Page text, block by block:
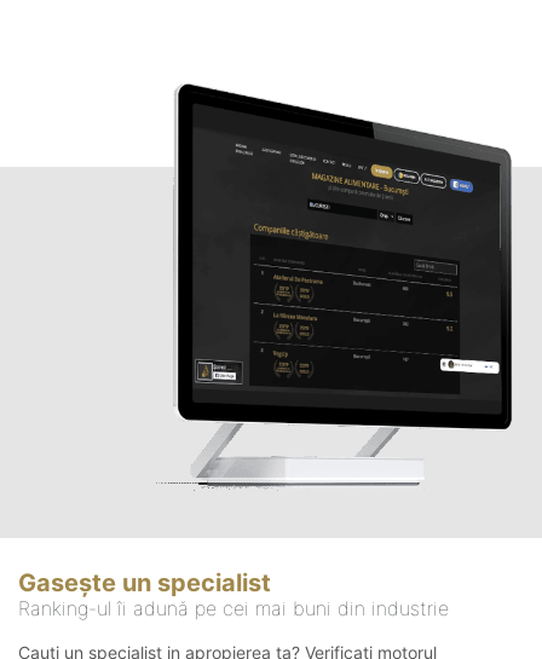
Gasește un specialist
Ranking-ul îi adună pe cei mai buni din industrie
Cauți un specialist in apropierea ta? Verificați motorul